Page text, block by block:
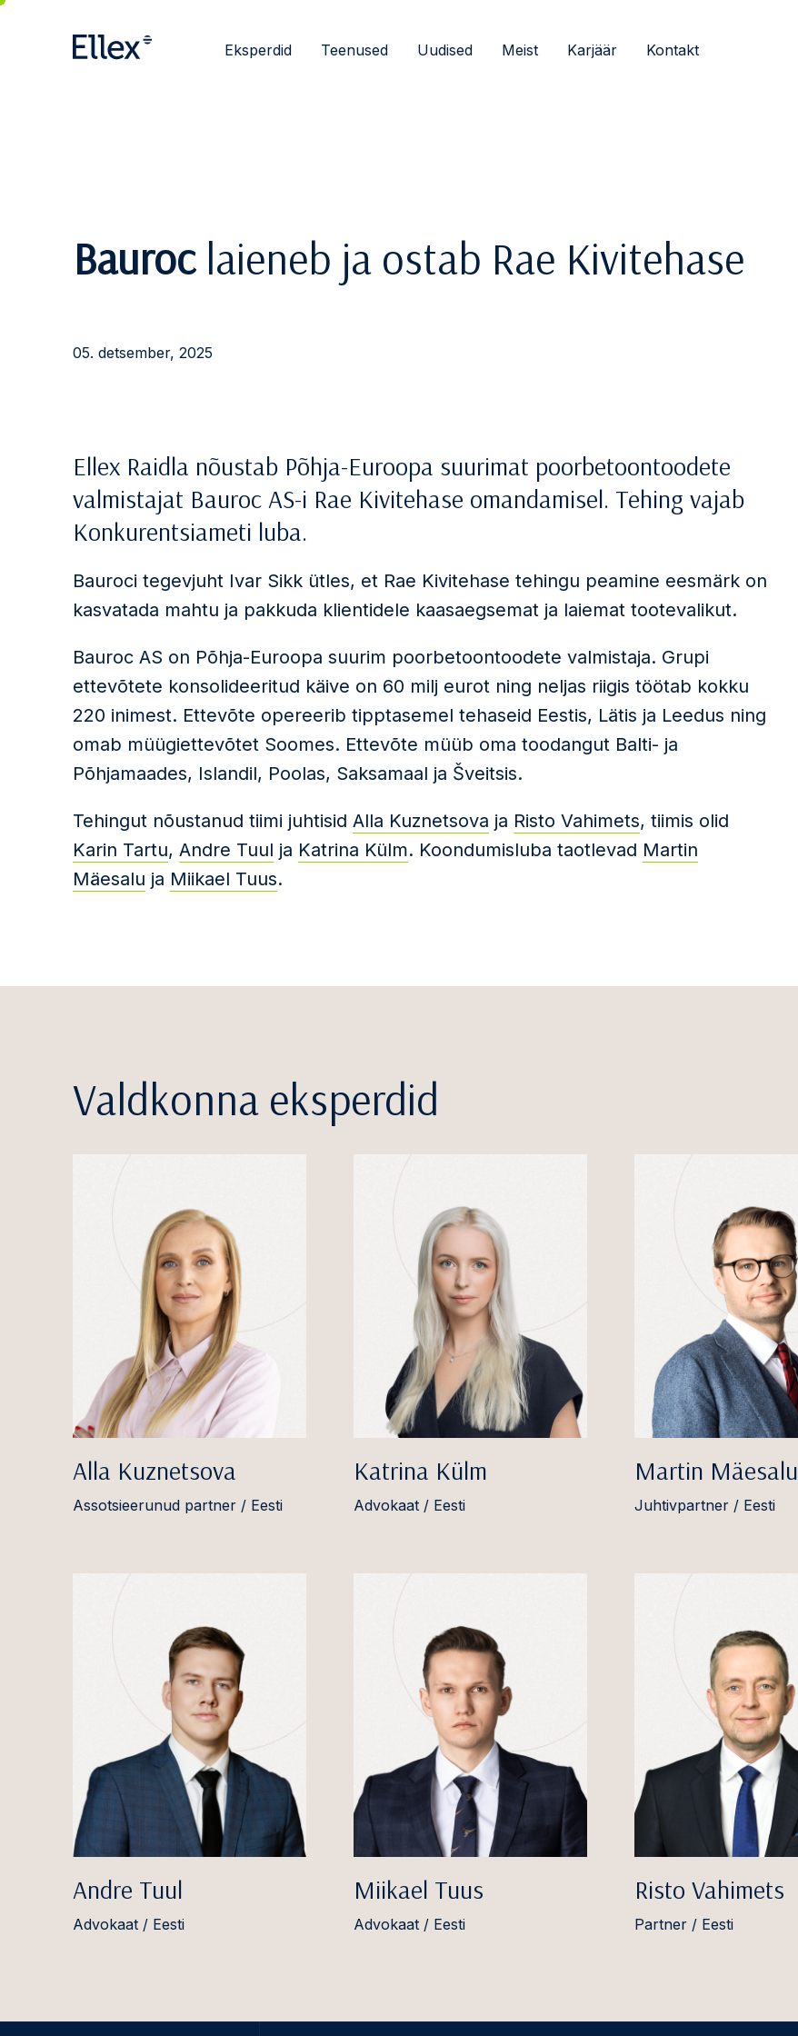
Eksperdid Teenused Uudised Meist Karjäär Kontakt
Bauroclaieneb ja ostab Rae Kivitehase
05. detsember, 2025
Ellex Raidla nõustab Põhja-Euroopa suurimat poorbetoontoodete
valmistajat Bauroc AS-i Rae Kivitehase omandamisel. Tehing vajab
Konkurentsiameti luba.
Bauroci tegevjuht Ivar Sikk ütles, et Rae Kivitehase tehingu peamine eesmärk on
kasvatada mahtu ja pakkuda klientidele kaasaegsemat ja laiemat tootevalikut.
Bauroc AS on Põhja-Euroopa suurim poorbetoontoodete valmistaja. Grupi
ettevõtete konsolideeritud käive on 60 milj eurot ning neljas riigis töötab kokku
220 inimest. Ettevõte opereerib tipptasemel tehaseid Eestis, Lätis ja Leedus ning
omab müügiettevõtet Soomes. Ettevõte müüb oma toodangut Balti- ja
Põhjamaades, Islandil, Poolas, Saksamaal ja Šveitsis.
Tehingut nõustanud tiimi juhtisid Alla Kuznetsova ja Risto Vahimets, tiimis olid
Karin Tartu, Andre Tuul ja Katrina Külm. Koondumisluba taotlevad Martin
Mäesalu ja Miikael Tuus.
Valdkonna eksperdid
Alla Kuznetsova
Assotsieerunud partner / Eesti
Katrina Külm
Advokaat / Eesti
Martin Mäesalu
Juhtivpartner / Eesti
Andre Tuul
Advokaat / Eesti
Miikael Tuus
Advokaat / Eesti
Risto Vahimets
Partner / Eesti